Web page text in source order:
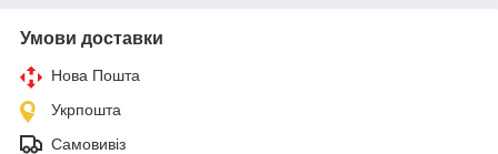
Умови доставки
Нова Пошта
Укрпошта
Самовивіз